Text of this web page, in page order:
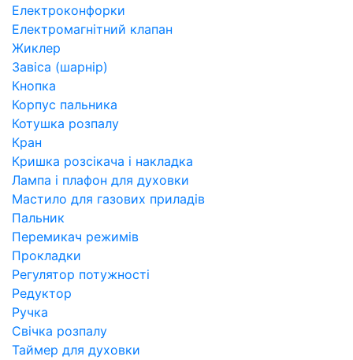
Електроконфорки
Електромагнітний клапан
Жиклер
Завіса (шарнір)
Кнопка
Корпус пальника
Котушка розпалу
Кран
Кришка розсікача і накладка
Лампа і плафон для духовки
Мастило для газових приладів
Пальник
Перемикач режимів
Прокладки
Регулятор потужності
Редуктор
Ручка
Свічка розпалу
Таймер для духовки